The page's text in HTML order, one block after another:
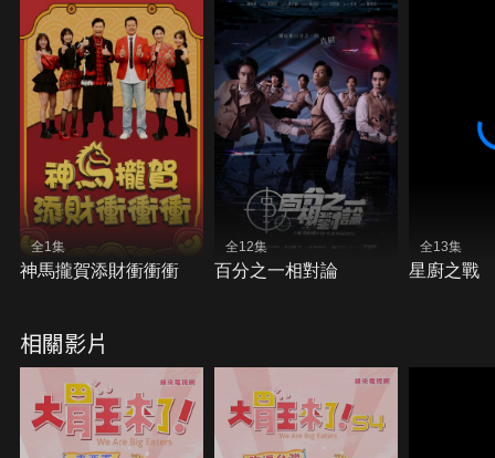
全1集
神馬攏賀添財衝衝衝
全12集
百分之一相對論
全13集
星廚之戰
相關影片